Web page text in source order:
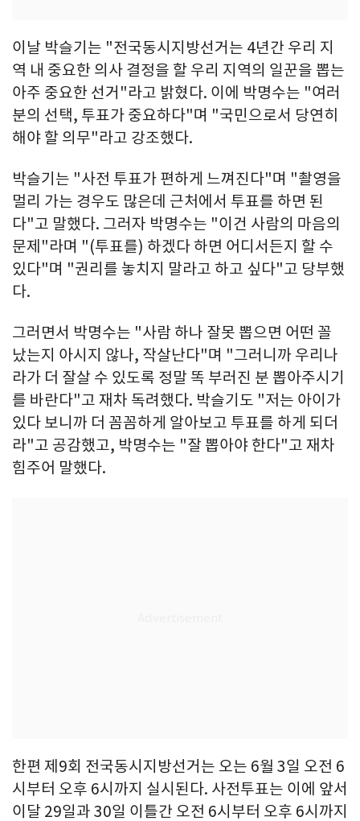
이날 박슬기는 "전국동시지방선거는 4년간 우리 지
역 내 중요한 의사 결정을 할 우리 지역의 일꾼을 뽑는
아주 중요한 선거"라고 밝혔다. 이에 박명수는 "여러
분의 선택, 투표가 중요하다"며 "국민으로서 당연히
해야 할 의무"라고 강조했다.
박슬기는 "사전 투표가 편하게 느껴진다"며 "촬영을
멀리 가는 경우도 많은데 근처에서 투표를 하면 된
다"고 말했다. 그러자 박명수는 "이건 사람의 마음의
문제"라며 "(투표를) 하겠다 하면 어디서든지 할 수
있다"며 "권리를 놓치지 말라고 하고 싶다"고 당부했
다.
그러면서 박명수는 "사람 하나 잘못 뽑으면 어떤 꼴
났는지 아시지 않나, 작살난다"며 "그러니까 우리나
라가 더 잘살 수 있도록 정말 똑 부러진 분 뽑아주시기
를 바란다"고 재차 독려했다. 박슬기도 "저는 아이가
있다 보니까 더 꼼꼼하게 알아보고 투표를 하게 되더
라"고 공감했고, 박명수는 "잘 뽑아야 한다"고 재차
힘주어 말했다.
한편 제9회 전국동시지방선거는 오는 6월 3일 오전 6
시부터 오후 6시까지 실시된다. 사전투표는 이에 앞서
이달 29일과 30일 이틀간 오전 6시부터 오후 6시까지